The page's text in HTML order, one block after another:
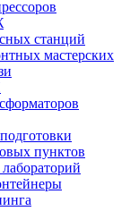
станций
мастерских
пунктов